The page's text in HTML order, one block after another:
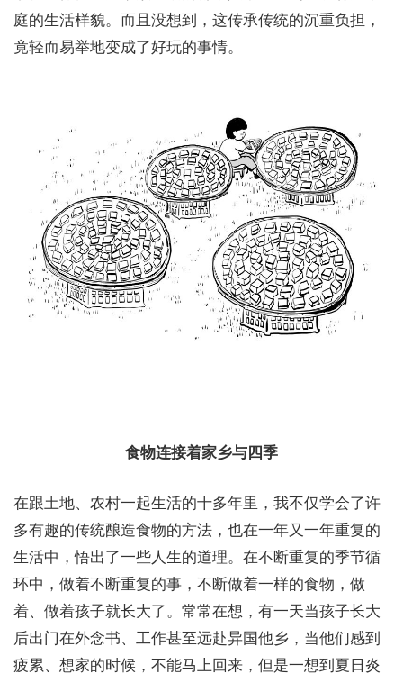
庭的生活样貌。而且没想到，这传承传统的沉重负担，
竟轻而易举地变成了好玩的事情。
食物连接着家乡与四季
在跟土地、农村一起生活的十多年里，我不仅学会了许
多有趣的传统酿造食物的方法，也在一年又一年重复的
生活中，悟出了一些人生的道理。在不断重复的季节循
环中，做着不断重复的事，不断做着一样的食物，做
着、做着孩子就长大了。常常在想，有一天当孩子长大
后出门在外念书、工作甚至远赴异国他乡，当他们感到
疲累、想家的时候，不能马上回来，但是一想到夏日炎